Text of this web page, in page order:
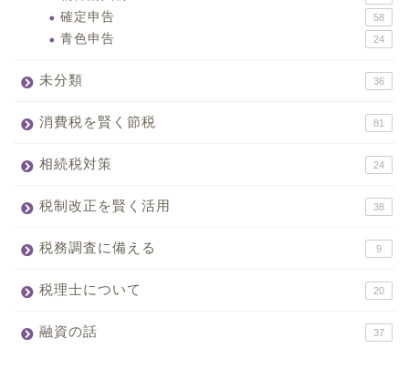
確定申告 58
青色申告 24
未分類 36
消費税を賢く節税 81
相続税対策 24
税制改正を賢く活用 38
税務調査に備える 9
税理士について 20
融資の話 37